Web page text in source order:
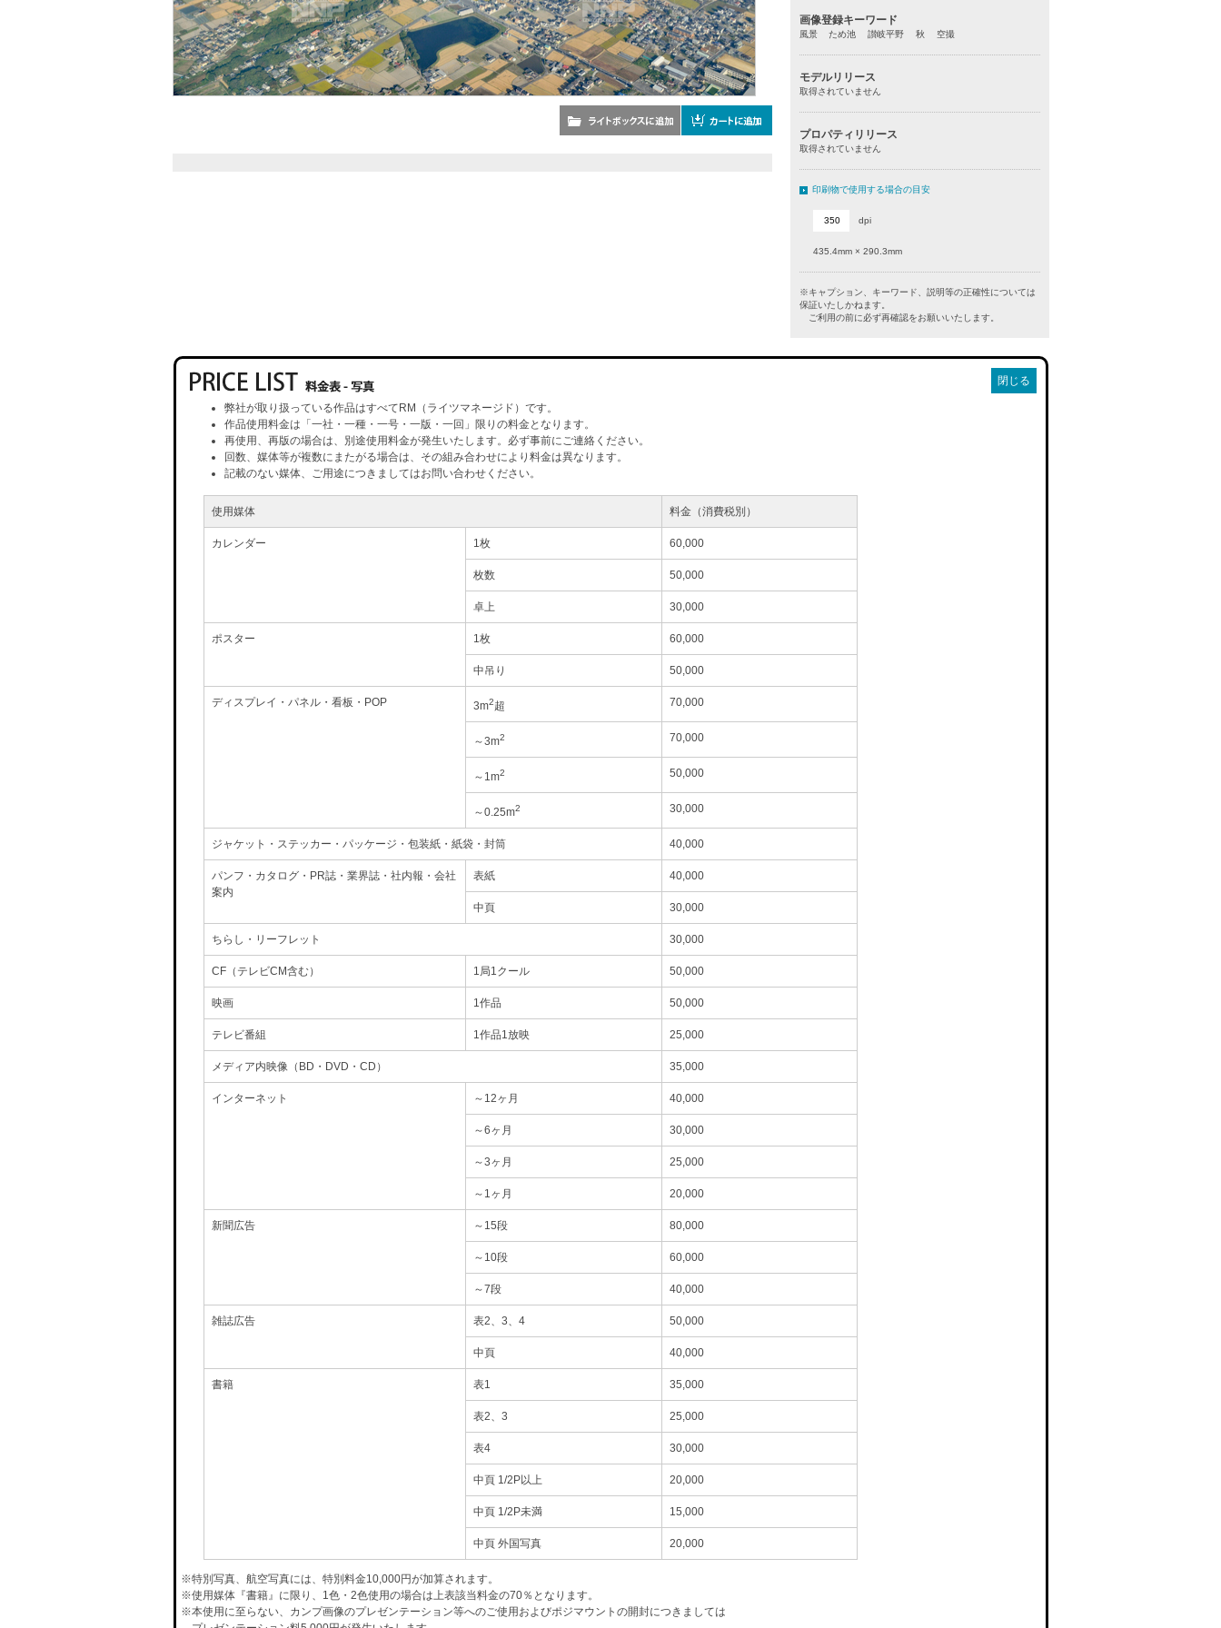
画像登録キーワード
風景 ため池 讃岐平野 秋 空撮
モデルリリース
取得されていません
プロパティリリース
取得されていません
印刷物で使用する場合の目安
dpi
435.4mm × 290.3mm
※キャプション、キーワード、説明等の正確性については
保証いたしかねます。
ご利用の前に必ず再確認をお願いいたします。
閉じる
弊社が取り扱っている作品はすべてRM（ライツマネージド）です。
作品使用料金は「一社・一種・一号・一版・一回」限りの料金となります。
再使用、再版の場合は、別途使用料金が発生いたします。必ず事前にご連絡ください。
回数、媒体等が複数にまたがる場合は、その組み合わせにより料金は異なります。
記載のない媒体、ご用途につきましてはお問い合わせください。
使用媒体 料金（消費税別）
カレンダー 1枚 60,000
枚数 50,000
卓上 30,000
ポスター 1枚 60,000
中吊り 50,000
ディスプレイ・パネル・看板・POP 3m2超 70,000
～3m2 70,000
～1m2 50,000
～0.25m2 30,000
ジャケット・ステッカー・パッケージ・包装紙・紙袋・封筒 40,000
パンフ・カタログ・PR誌・業界誌・社内報・会社
案内
表紙 40,000
中頁 30,000
ちらし・リーフレット 30,000
CF（テレビCM含む） 1局1クール 50,000
映画 1作品 50,000
テレビ番組 1作品1放映 25,000
メディア内映像（BD・DVD・CD） 35,000
インターネット ～12ヶ月 40,000
～6ヶ月 30,000
～3ヶ月 25,000
～1ヶ月 20,000
新聞広告 ～15段 80,000
～10段 60,000
～7段 40,000
雑誌広告 表2、3、4 50,000
中頁 40,000
書籍 表1 35,000
表2、3 25,000
表4 30,000
中頁 1/2P以上 20,000
中頁 1/2P未満 15,000
中頁 外国写真 20,000
※特別写真、航空写真には、特別料金10,000円が加算されます。
※使用媒体『書籍』に限り、1色・2色使用の場合は上表該当料金の70％となります。
※本使用に至らない、カンプ画像のプレゼンテーション等へのご使用およびポジマウントの開封につきましては